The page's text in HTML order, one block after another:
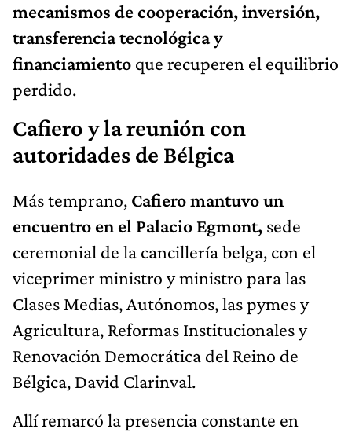
mecanismos de cooperación, inversión,
transferencia tecnológica y
financiamiento que recuperen el equilibrio
perdido.
Cafiero y la reunión con
autoridades de Bélgica
Más temprano, Cafiero mantuvo un
encuentro en el Palacio Egmont, sede
ceremonial de la cancillería belga, con el
viceprimer ministro y ministro para las
Clases Medias, Autónomos, las pymes y
Agricultura, Reformas Institucionales y
Renovación Democrática del Reino de
Bélgica, David Clarinval.
Allí remarcó la presencia constante en